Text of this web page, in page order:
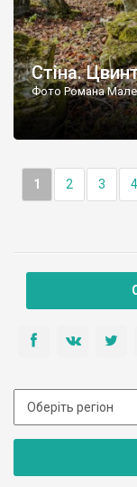
Стіна.
Фото Романа
1 2 3 4